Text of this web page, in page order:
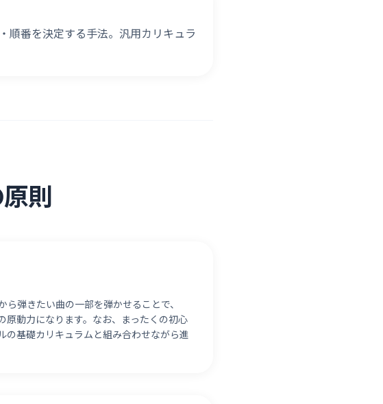
順番を決定する手法。汎用カリキュラ
則
弾きたい曲の一部を弾かせることで、
原動力になります。なお、まったくの初心
の基礎カリキュラムと組み合わせながら進